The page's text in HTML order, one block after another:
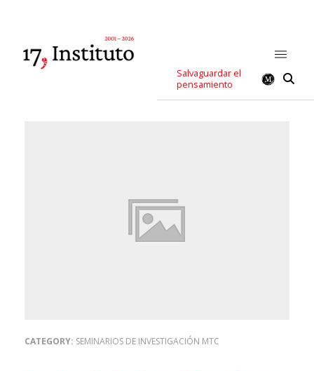
Salvaguardar el
pensamiento
CATEGORY: SEMINARIOS DE INVESTIGACIÓN MTC